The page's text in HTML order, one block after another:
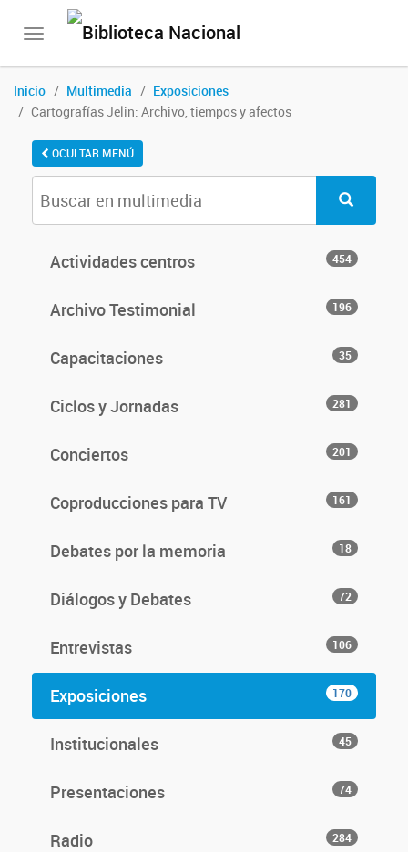
Toggle
Inicio Multimedia
Exposiciones
Cartografías Jelin: Archivo, tiempos y afectos
OCULTAR MENÚ
Actividades centros 454
Archivo Testimonial 196
Capacitaciones 35
Ciclos y Jornadas 281
Conciertos 201
Coproducciones para TV 161
Debates por la memoria 18
Diálogos y Debates 72
Entrevistas 106
Exposiciones 170
Institucionales 45
Presentaciones 74
Radio 284